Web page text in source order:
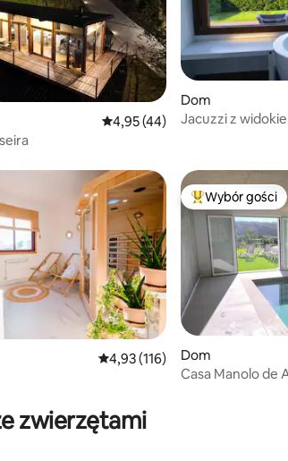
recenzji: 219
Średnia ocena: 4,95 na 5,
4,95 (44)
Dom
Jacuzzi z
recenzji: 99
Średnia ocena: 4,93 na 5, liczba
4,93 (116)
Wybór gości
Dom
Casa Manolo de
zwierzętami